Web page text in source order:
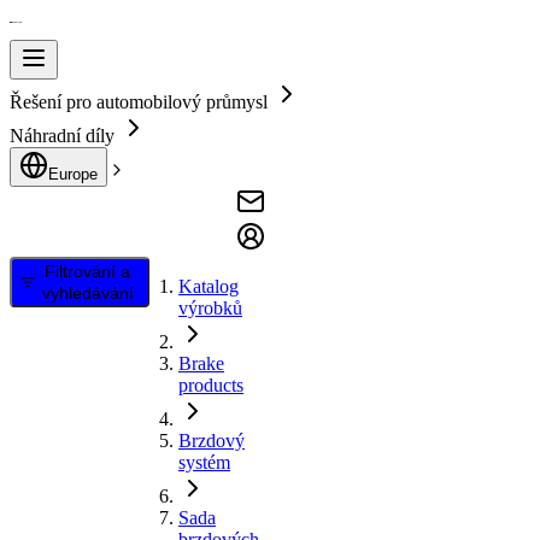
Řešení pro automobilový průmysl
Náhradní díly
Europe
Filtrování a
vyhledávání
Katalog
výrobků
Brake
products
Brzdový
systém
Sada